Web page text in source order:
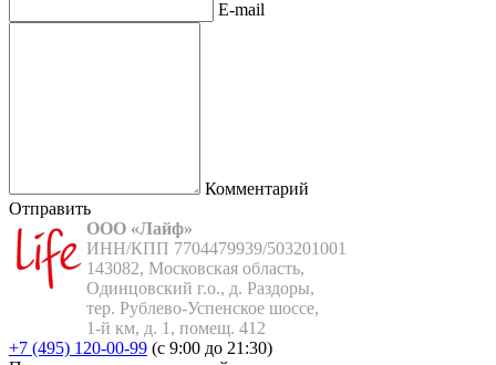
E-mail
Комментарий
Отправить
ООО «Лайф»
ИНН/КПП 7704479939/503201001
143082, Московская область,
Одинцовский г.о., д. Раздоры,
тер. Рублево-Успенское шоссе,
1-й км, д. 1, помещ. 412
+7 (495) 120-00-99 (с 9:00 до 21:30)